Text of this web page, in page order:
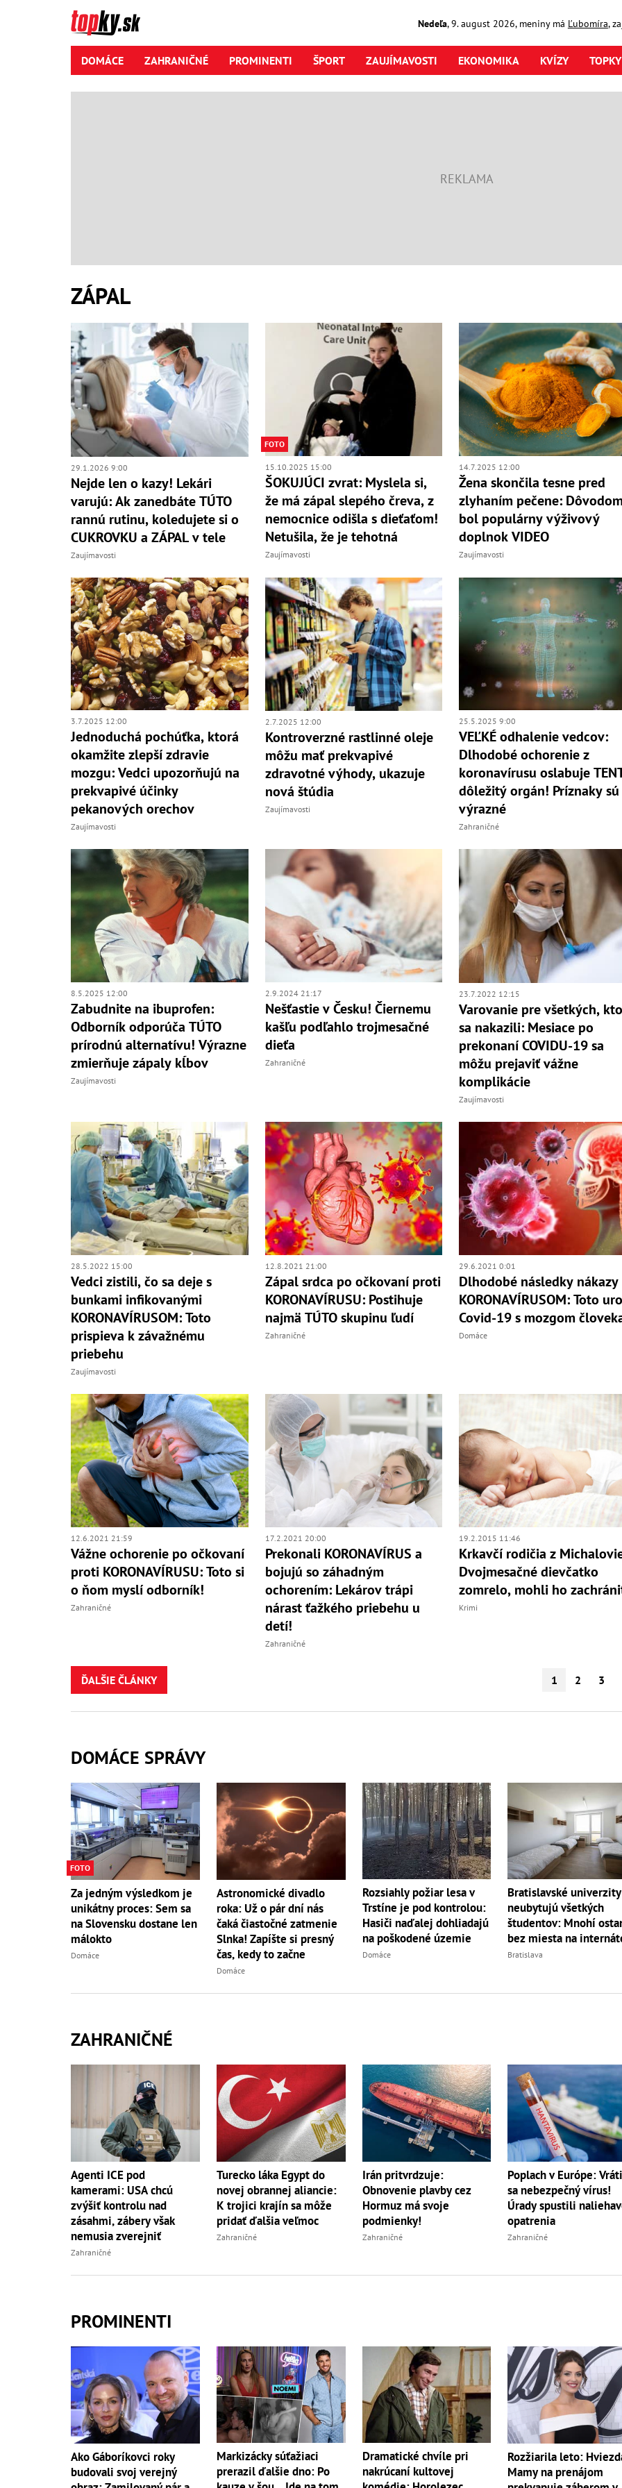
Nedeľa,9. august2026, meniny má Ľubomíra,
DOMÁCE ZAHRANIČNÉ PROMINENTI ŠPORT ZAUJÍMAVOSTI EKONOMIKA KVÍZY
ZÁPAL
29.1.2026 9:00
Nejde len o kazy! Lekári
varujú: Ak zanedbáte TÚTO
rannú rutinu, koledujete si o
CUKROVKU a ZÁPAL v tele
Zaujímavosti
FOTO
15.10.2025 15:00
ŠOKUJÚCI zvrat: Myslela si,
že má zápal slepého čreva, z
nemocnice odišla s dieťaťom!
Netušila, že je tehotná
Zaujímavosti
14.7.2025 12:00
Žena skončila tesne pred
zlyhaním pečene:
bol populárny výživový
doplnok VIDEO
Zaujímavosti
3.7.2025 12:00
Jednoduchá pochúťka, ktorá
okamžite zlepší zdravie
mozgu: Vedci upozorňujú na
prekvapivé účinky
pekanových orechov
Zaujímavosti
2.7.2025 12:00
Kontroverzné rastlinné oleje
môžu mať prekvapivé
zdravotné výhody, ukazuje
nová štúdia
Zaujímavosti
25.5.2025 9:00
VEĽKÉ odhalenie vedcov:
Dlhodobé ochorenie z
koronavírusu oslabuje
dôležitý orgán! Príznaky sú
výrazné
Zahraničné
8.5.2025 12:00
Zabudnite na ibuprofen:
Odborník odporúča TÚTO
prírodnú alternatívu! Výrazne
zmierňuje zápaly kĺbov
Zaujímavosti
2.9.2024 21:17
Nešťastie v Česku! Čiernemu
kašľu podľahlo trojmesačné
dieťa
Zahraničné
23.7.2022 12:15
Varovanie pre všetkých,
sa nakazili: Mesiace po
prekonaní COVIDU-19 sa
môžu prejaviť vážne
komplikácie
Zaujímavosti
28.5.2022 15:00
Vedci zistili, čo sa deje s
bunkami infikovanými
KORONAVÍRUSOM: Toto
prispieva k závažnému
priebehu
Zaujímavosti
12.8.2021 21:00
Zápal srdca po očkovaní proti
KORONAVÍRUSU: Postihuje
najmä TÚTO skupinu ľudí
Zahraničné
29.6.2021 0:01
Dlhodobé následky nákazy
KORONAVÍRUSOM: Toto
Covid-19 s mozgom
Domáce
12.6.2021 21:59
Vážne ochorenie po očkovaní
proti KORONAVÍRUSU: Toto si
o ňom myslí odborník!
Zahraničné
17.2.2021 20:00
Prekonali KORONAVÍRUS a
bojujú so záhadným
ochorením: Lekárov trápi
nárast ťažkého priebehu u
detí!
Zahraničné
19.2.2015 11:46
Krkavčí rodičia z
Dvojmesačné dievčatko
zomrelo, mohli ho
Krimi
ĎALŠIE ČLÁNKY 1 2 3
DOMÁCE SPRÁVY
FOTO
Za jedným výsledkom je
unikátny proces: Sem sa
na Slovensku dostane len
málokto
Domáce
Astronomické divadlo
roka: Už o pár dní nás
čaká čiastočné zatmenie
Slnka! Zapíšte si presný
čas, kedy to začne
Domáce
Rozsiahly požiar lesa v
Trstíne je pod kontrolou:
Hasiči naďalej dohliadajú
na poškodené územie
Domáce
Bratislavské univerzity
neubytujú všetkých
študentov: Mnohí
bez miesta na
Bratislava
ZAHRANIČNÉ
Agenti ICE pod
kamerami: USA chcú
zvýšiť kontrolu nad
zásahmi, zábery však
nemusia zverejniť
Zahraničné
Turecko láka Egypt do
novej obrannej aliancie:
K trojici krajín sa môže
pridať ďalšia veľmoc
Zahraničné
Irán pritvrdzuje:
Obnovenie plavby cez
Hormuz má svoje
podmienky!
Zahraničné
Poplach v Európe:
sa nebezpečný vírus!
Úrady spustili
opatrenia
Zahraničné
PROMINENTI
Ako Gáboríkovci roky
budovali svoj verejný
Markizácky súťažiaci
prerazil ďalšie dno: Po
Dramatické chvíle pri
nakrúcaní kultovej
Rozžiarila leto:
Mamy na prenájom